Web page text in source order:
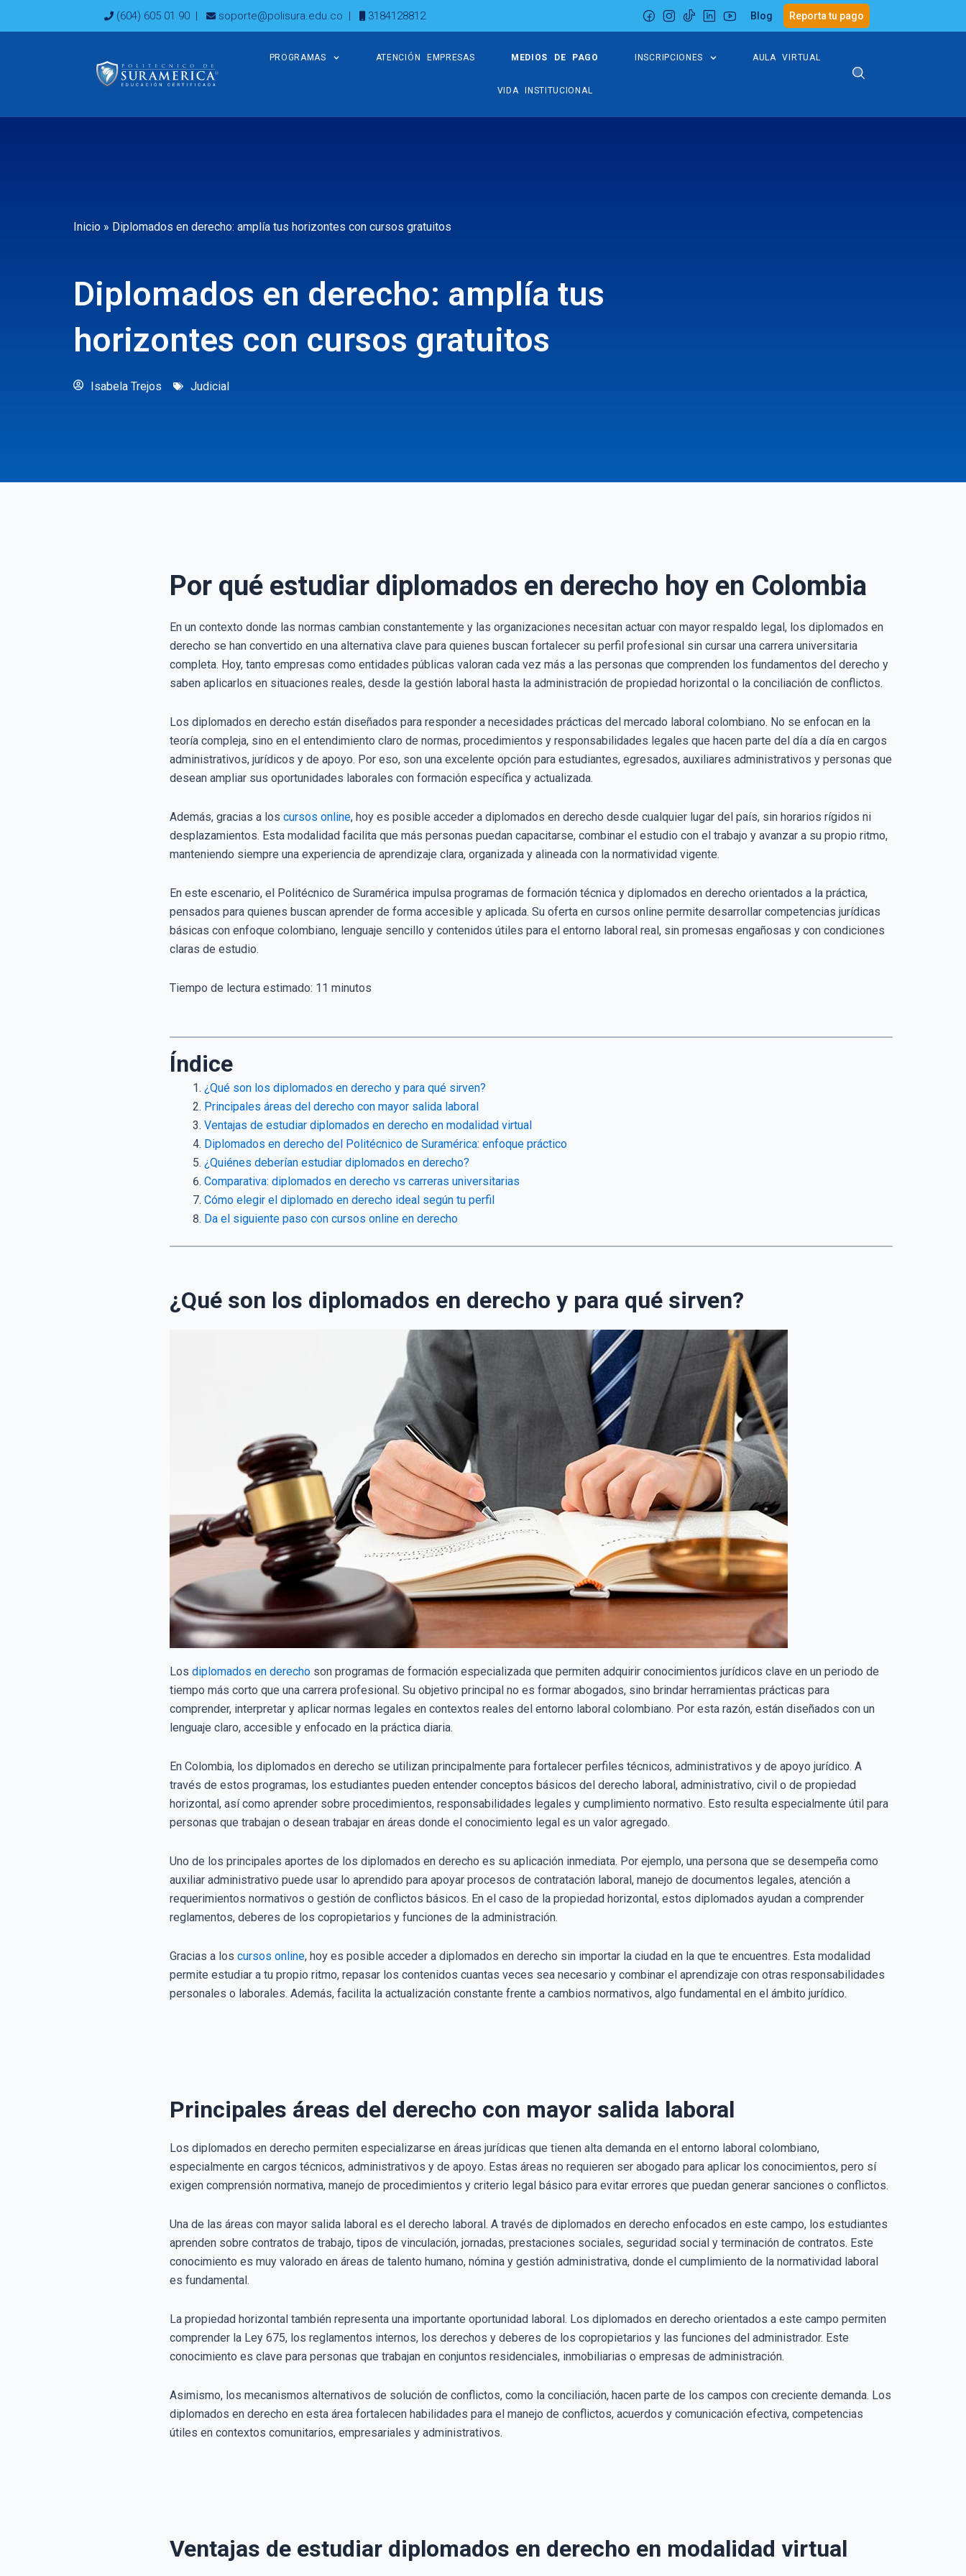
(604) 605 01 90 | soporte@polisura.edu.co | 3184128812 Blog Reporta tu pago
PROGRAMAS ATENCIÓN EMPRESAS MEDIOS DE PAGO INSCRIPCIONES AULA VIRTUAL
VIDA INSTITUCIONAL
Inicio » Diplomados en derecho: amplía tus horizontes con cursos gratuitos
Diplomados en derecho: amplía tus
horizontes con cursos gratuitos
Isabela Trejos Judicial
Por qué estudiar diplomados en derecho hoy en Colombia
En un contexto donde las normas cambian constantemente y las organizaciones necesitan actuar con mayor respaldo legal, los diplomados en
derecho se han convertido en una alternativa clave para quienes buscan fortalecer su perfil profesional sin cursar una carrera universitaria
completa. Hoy, tanto empresas como entidades públicas valoran cada vez más a las personas que comprenden los fundamentos del derecho y
saben aplicarlos en situaciones reales, desde la gestión laboral hasta la administración de propiedad horizontal o la conciliación de conflictos.
Los diplomados en derecho están diseñados para responder a necesidades prácticas del mercado laboral colombiano. No se enfocan en la
teoría compleja, sino en el entendimiento claro de normas, procedimientos y responsabilidades legales que hacen parte del día a día en cargos
administrativos, jurídicos y de apoyo. Por eso, son una excelente opción para estudiantes, egresados, auxiliares administrativos y personas que
desean ampliar sus oportunidades laborales con formación específica y actualizada.
Además, gracias a los cursos online, hoy es posible acceder a diplomados en derecho desde cualquier lugar del país, sin horarios rígidos ni
desplazamientos. Esta modalidad facilita que más personas puedan capacitarse, combinar el estudio con el trabajo y avanzar a su propio ritmo,
manteniendo siempre una experiencia de aprendizaje clara, organizada y alineada con la normatividad vigente.
En este escenario, el Politécnico de Suramérica impulsa programas de formación técnica y diplomados en derecho orientados a la práctica,
pensados para quienes buscan aprender de forma accesible y aplicada. Su oferta en cursos online permite desarrollar competencias jurídicas
básicas con enfoque colombiano, lenguaje sencillo y contenidos útiles para el entorno laboral real, sin promesas engañosas y con condiciones
claras de estudio.
Tiempo de lectura estimado: 11 minutos
Índice
¿Qué son los diplomados en derecho y para qué sirven?
Principales áreas del derecho con mayor salida laboral
Ventajas de estudiar diplomados en derecho en modalidad virtual
Diplomados en derecho del Politécnico de Suramérica: enfoque práctico
¿Quiénes deberían estudiar diplomados en derecho?
Comparativa: diplomados en derecho vs carreras universitarias
Cómo elegir el diplomado en derecho ideal según tu perfil
Da el siguiente paso con cursos online en derecho
¿Qué son los diplomados en derecho y para qué sirven?
Los diplomados en derecho son programas de formación especializada que permiten adquirir conocimientos jurídicos clave en un periodo de
tiempo más corto que una carrera profesional. Su objetivo principal no es formar abogados, sino brindar herramientas prácticas para
comprender, interpretar y aplicar normas legales en contextos reales del entorno laboral colombiano. Por esta razón, están diseñados con un
lenguaje claro, accesible y enfocado en la práctica diaria.
En Colombia, los diplomados en derecho se utilizan principalmente para fortalecer perfiles técnicos, administrativos y de apoyo jurídico. A
través de estos programas, los estudiantes pueden entender conceptos básicos del derecho laboral, administrativo, civil o de propiedad
horizontal, así como aprender sobre procedimientos, responsabilidades legales y cumplimiento normativo. Esto resulta especialmente útil para
personas que trabajan o desean trabajar en áreas donde el conocimiento legal es un valor agregado.
Uno de los principales aportes de los diplomados en derecho es su aplicación inmediata. Por ejemplo, una persona que se desempeña como
auxiliar administrativo puede usar lo aprendido para apoyar procesos de contratación laboral, manejo de documentos legales, atención a
requerimientos normativos o gestión de conflictos básicos. En el caso de la propiedad horizontal, estos diplomados ayudan a comprender
reglamentos, deberes de los copropietarios y funciones de la administración.
Gracias a los cursos online, hoy es posible acceder a diplomados en derecho sin importar la ciudad en la que te encuentres. Esta modalidad
permite estudiar a tu propio ritmo, repasar los contenidos cuantas veces sea necesario y combinar el aprendizaje con otras responsabilidades
personales o laborales. Además, facilita la actualización constante frente a cambios normativos, algo fundamental en el ámbito jurídico.
Principales áreas del derecho con mayor salida laboral
Los diplomados en derecho permiten especializarse en áreas jurídicas que tienen alta demanda en el entorno laboral colombiano,
especialmente en cargos técnicos, administrativos y de apoyo. Estas áreas no requieren ser abogado para aplicar los conocimientos, pero sí
exigen comprensión normativa, manejo de procedimientos y criterio legal básico para evitar errores que puedan generar sanciones o conflictos.
Una de las áreas con mayor salida laboral es el derecho laboral. A través de diplomados en derecho enfocados en este campo, los estudiantes
aprenden sobre contratos de trabajo, tipos de vinculación, jornadas, prestaciones sociales, seguridad social y terminación de contratos. Este
conocimiento es muy valorado en áreas de talento humano, nómina y gestión administrativa, donde el cumplimiento de la normatividad laboral
es fundamental.
La propiedad horizontal también representa una importante oportunidad laboral. Los diplomados en derecho orientados a este campo permiten
comprender la Ley 675, los reglamentos internos, los derechos y deberes de los copropietarios y las funciones del administrador. Este
conocimiento es clave para personas que trabajan en conjuntos residenciales, inmobiliarias o empresas de administración.
Asimismo, los mecanismos alternativos de solución de conflictos, como la conciliación, hacen parte de los campos con creciente demanda. Los
diplomados en derecho en esta área fortalecen habilidades para el manejo de conflictos, acuerdos y comunicación efectiva, competencias
útiles en contextos comunitarios, empresariales y administrativos.
Ventajas de estudiar diplomados en derecho en modalidad virtual